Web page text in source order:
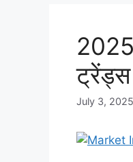
2025
July 3, 2025